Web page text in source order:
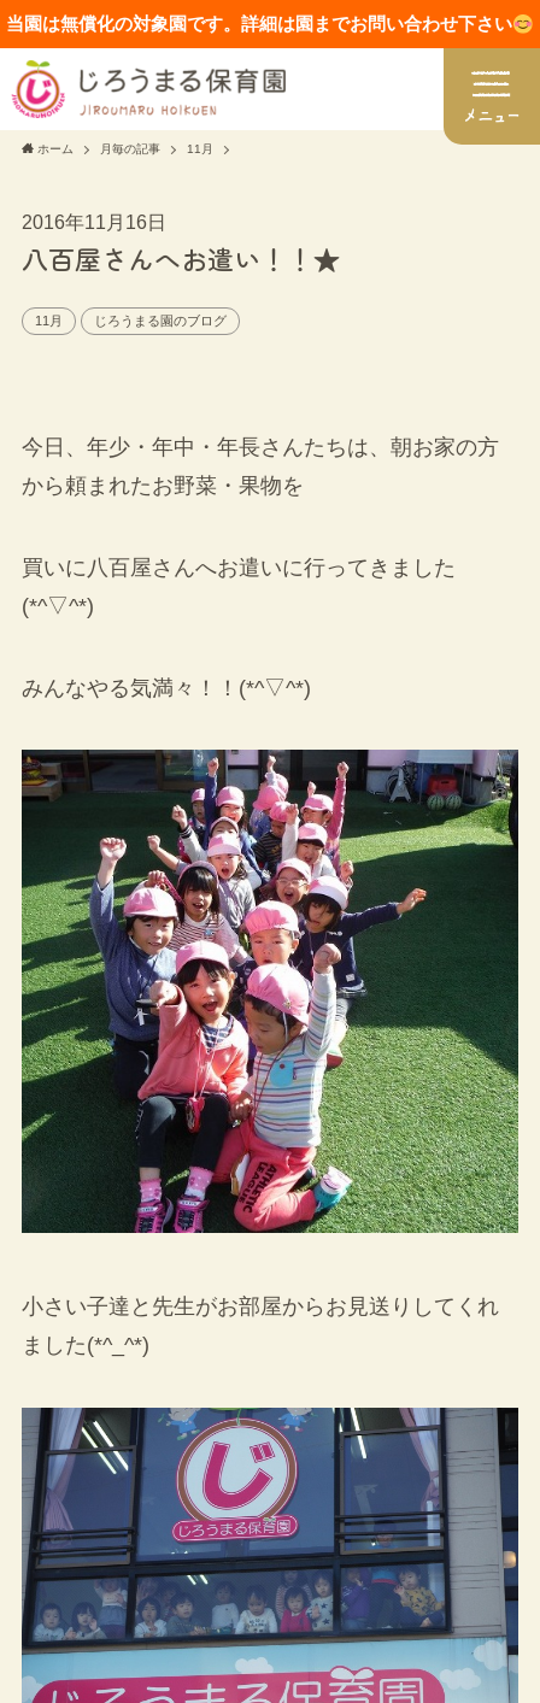
当園は無償化の対象園です。詳細は園までお問い合わせ下さい
ホーム 月毎の記事 11月
2016年11月16日
八百屋さんへお遣い！！★
11月 じろうまる園のブログ
今日、年少・年中・年長さんたちは、朝お家の方
から頼まれたお野菜・果物を
買いに八百屋さんへお遣いに行ってきました
(*^▽^*)
みんなやる気満々！！(*^▽^*)
小さい子達と先生がお部屋からお見送りしてくれ
ました(*^_^*)